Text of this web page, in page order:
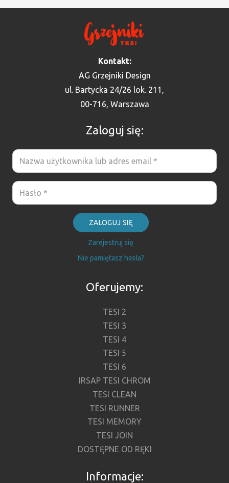
Kontakt:
AG Grzejniki Design
ul. Bartycka 24/26 lok. 211,
00-716, Warszawa
Zaloguj się:
ZALOGUJ SIĘ
Zarejestruj się
Nie pamiętasz hasła?
Oferujemy:
TESI 2
TESI 3
TESI 4
TESI 5
TESI 6
IRSAP TESI CHROM
TESI CLEAN
TESI RUNNER
TESI MEMORY
TESI JOIN
DOSTĘPNE OD RĘKI
Informacje: